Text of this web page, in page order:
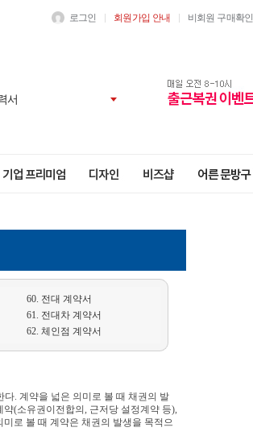
로그인 회원가입 안내 비회원 구매확인
서
60. 전대 계약서
61. 전대차 계약서
62. 체인점 계약서
. 계약을 넓은 의미로 볼 때 채권의 발
(소유권이전합의, 근저당 설정계약 등),
로 볼 때 계약은 채권의 발생을 목적으